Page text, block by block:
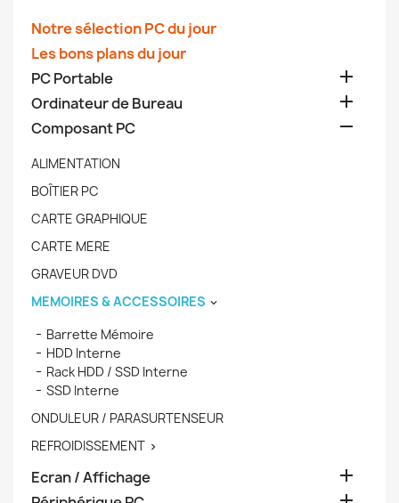
Notre sélection PC du jour
Les bons plans du jour
PC Portable

Ordinateur de Bureau 
Composant PC 
ALIMENTATION
BOÎTIER PC
CARTE GRAPHIQUE
CARTE MERE
GRAVEUR DVD
MEMOIRES & ACCESSOIRES 
Barrette Mémoire
HDD Interne
Rack HDD / SSD Interne
SSD Interne
ONDULEUR / PARASURTENSEUR
REFROIDISSEMENT 
Ecran / Affichage 